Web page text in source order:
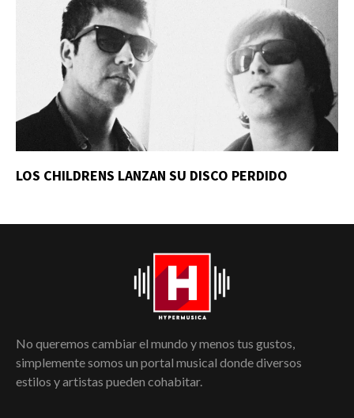
LOS CHILDRENS LANZAN SU DISCO PERDIDO
No queremos cambiar el mundo y menos tus gustos,
simplemente somos un portal musical donde diversos
estilos y artistas pueden cohabitar.